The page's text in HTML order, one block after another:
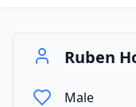
Ruben
Male